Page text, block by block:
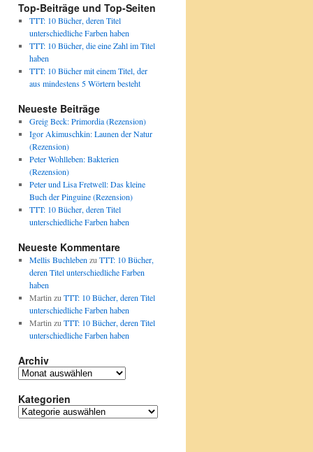
Top-Beiträge und Top-Seiten
TTT: 10 Bücher, deren Titel
unterschiedliche Farben haben
TTT: 10 Bücher, die eine Zahl im Titel
haben
TTT: 10 Bücher mit einem Titel, der
aus mindestens 5 Wörtern besteht
Neueste Beiträge
Greig Beck: Primordia (Rezension)
Igor Akimuschkin: Launen der Natur
(Rezension)
Peter Wohlleben: Bakterien
(Rezension)
Peter und Lisa Fretwell: Das kleine
Buch der Pinguine (Rezension)
TTT: 10 Bücher, deren Titel
unterschiedliche Farben haben
Neueste Kommentare
Mellis Buchleben zu TTT: 10 Bücher,
deren Titel unterschiedliche Farben
haben
Martin zu TTT: 10 Bücher, deren Titel
unterschiedliche Farben haben
Martin zu TTT: 10 Bücher, deren Titel
unterschiedliche Farben haben
Archiv
Archiv
Kategorien
Kategorien